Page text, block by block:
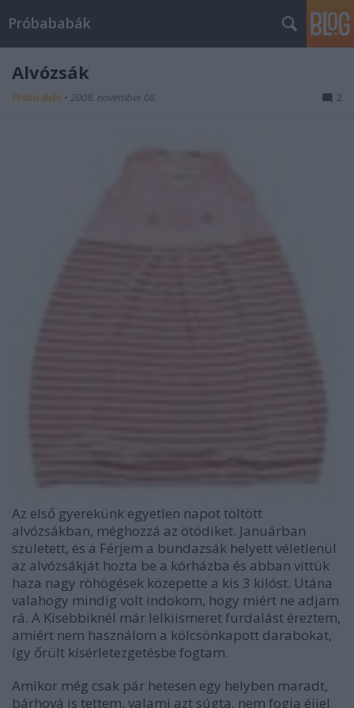
Próbababák
Alvózsák
Próba-Bébi • 2008. november 08. 2
Az első gyerekünk egyetlen napot töltött
alvózsákban, méghozzá az ötödiket. Januárban
született, és a Férjem a bundazsák helyett véletlenül
az alvózsákját hozta be a kórházba és abban vittük
haza nagy röhögések közepette a kis 3 kilóst. Utána
valahogy mindig volt indokom, hogy miért ne adjam
rá. A Kisebbiknél már lelkiismeret furdalást éreztem,
amiért nem használom a kölcsönkapott darabokat,
így őrült kísérletezgetésbe fogtam.
Amikor még csak pár hetesen egy helyben maradt,
bárhová is tettem, valami azt súgta, nem fogja éjjel